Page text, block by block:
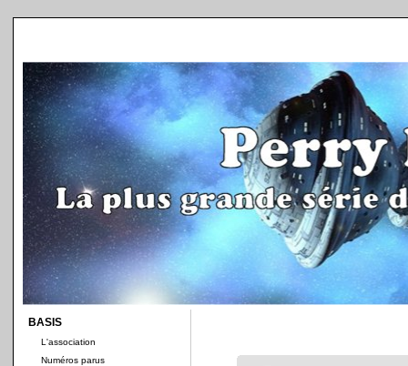
BASIS
L'association
Numéros parus